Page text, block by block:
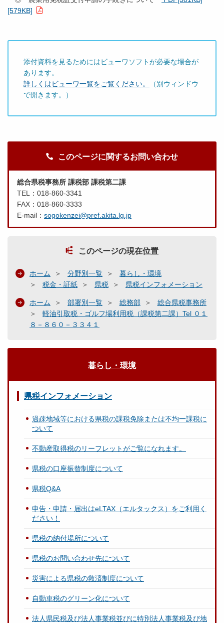
[579KB]
添付資料を見るためにはビューワソフトが必要な場合が
あります。
詳しくはビューワ一覧をご覧ください。
（別ウィンドウ
で開きます。）
このページに関するお問い合わせ
総合県税事務所 課税部 課税第二課
TEL：018-860-3341
FAX：018-860-3333
E-mail： sogokenzei@pref.akita.lg.jp
このページの現在位置
ホーム 分野別一覧
暮らし・環境
税金・証紙
県税 県税インフォメーション
ホーム 部署別一覧 総務部
総合県税事務所
軽油引取税・ゴルフ場利用税（課税第二課）Tel ０１
８－８６０－３３４１
暮らし・環境
県税インフォメーション
過疎地域等における県税の課税免除または不均一課税に
ついて
不動産取得税のリーフレットがご覧になれます。
県税の口座振替制度について
県税Q&A
申告・申請・届出はeLTAX（エルタックス）をご利用く
ださい！
県税の納付場所について
県税のお問い合わせ先について
災害による県税の救済制度について
自動車税のグリーン化について
法人県民税及び法人事業税並びに特別法人事業税及び地